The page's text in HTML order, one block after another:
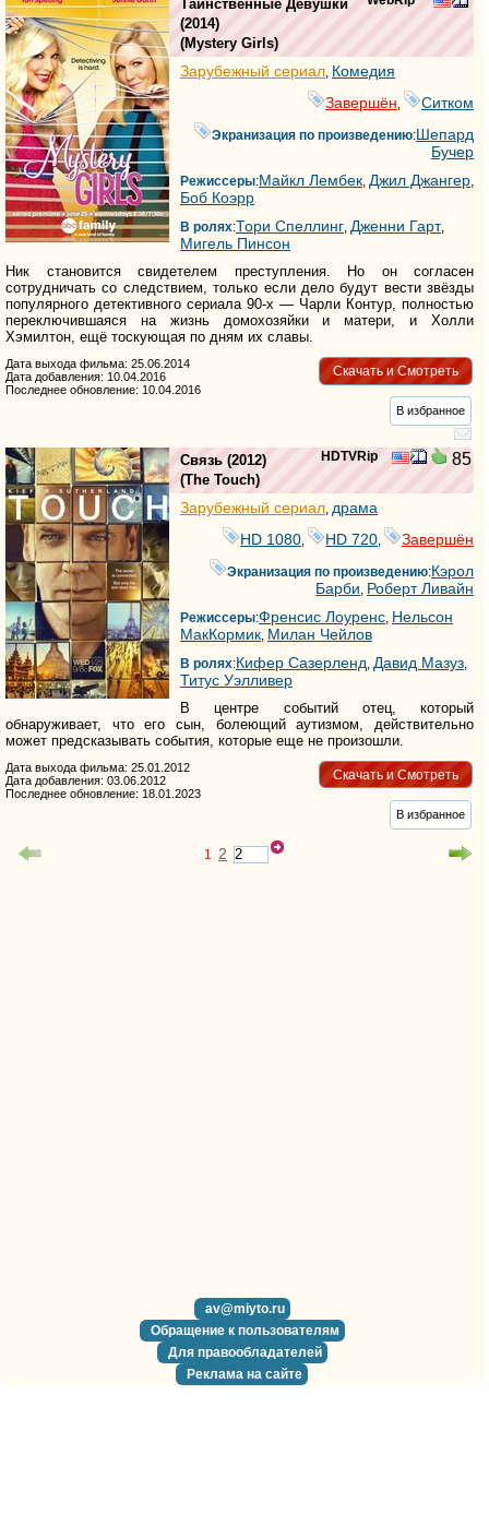
Таинственные Девушки
(2014)
(Mystery Girls)
Зарубежный сериал, Комедия
Завершён
Ситком
Экранизация по произведению:Шепард
Бучер
Режиссеры:Майкл Лембек, Джил Джангер,
Боб Коэрр
В ролях:Тори Спеллинг, Дженни Гарт,
Мигель Пинсон
Ник становится свидетелем преступления. Но он согласен
сотрудничать со следствием, только если дело будут вести звёзды
популярного детективного сериала 90-х — Чарли Контур, полностью
переключившаяся на жизнь домохозяйки и матери, и Холли
Хэмилтон, ещё тоскующая по дням их славы.
Скачать и Смотреть
Дата выхода фильма: 25.06.2014
Дата добавления: 10.04.2016
Последнее обновление: 10.04.2016
В избранное
HDTVRip 85
Связь (2012)
(The Touch)
Зарубежный сериал, драма
HD 1080
HD 720 Завершён
Экранизация по произведению:Кэрол
Барби, Роберт Ливайн
Режиссеры:Френсис Лоуренс, Нельсон
МакКормик, Милан Чейлов
В ролях:Кифер Сазерленд, Давид Мазуз,
Титус Уэлливер
В центре событий отец, который
обнаруживает, что его сын, болеющий аутизмом, действительно
может предсказывать события, которые еще не произошли.
Скачать и Смотреть
Дата выхода фильма: 25.01.2012
Дата добавления: 03.06.2012
Последнее обновление: 18.01.2023
В избранное
1 2
av@miyto.ru
Обращение к пользователям
Для правообладателей
Реклама на сайте